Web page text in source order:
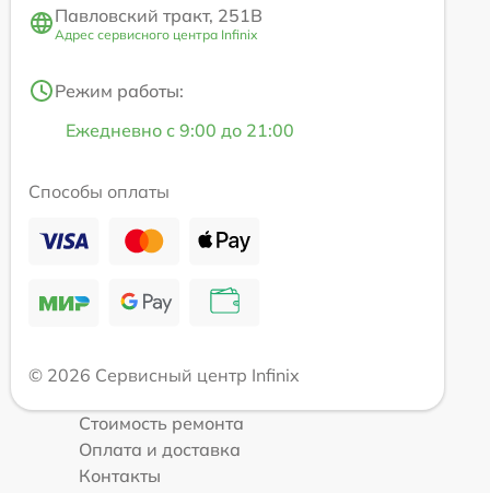
Павловский тракт, 251В
Адрес сервисного центра Infinix
Режим работы:
Ежедневно с 9:00 до 21:00
Способы оплаты
© 2026 Сервисный центр Infinix
Стоимость ремонта
Оплата и доставка
Контакты